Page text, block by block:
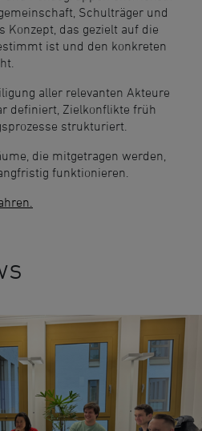
Schulträger und
Konzept, das gezielt auf die
ist und den konkreten
aller relevanten Akteure
definiert, Zielkonflikte früh
strukturiert.
die mitgetragen werden,
funktionieren.